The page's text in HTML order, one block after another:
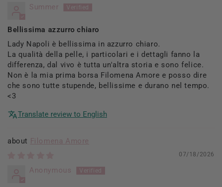
Summer
Bellissima azzurro chiaro
Lady Napoli è bellissima in azzurro chiaro.
La qualità della pelle, i particolari e i dettagli fanno la
differenza, dal vivo è tutta un'altra storia e sono felice.
Non è la mia prima borsa Filomena Amore e posso dire
che sono tutte stupende, bellissime e durano nel tempo.
<3
Translate review to English
Filomena Amore
07/18/2026
Anonymous